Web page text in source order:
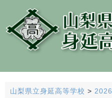
山梨県立身延高等学校 >